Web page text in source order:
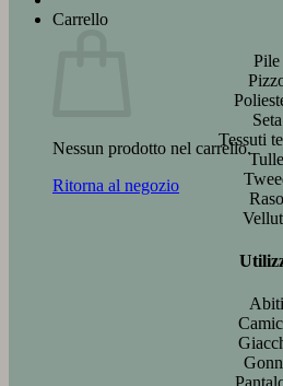
Carrello
Nessun prodotto nel carrello.
Ritorna al negozio
Pile
Seta
Tessuti
Tulle
Raso
Abiti